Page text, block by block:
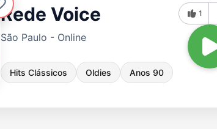
Rede Voice
São Paulo - Online
Hits Clássicos Oldies Anos 90
1